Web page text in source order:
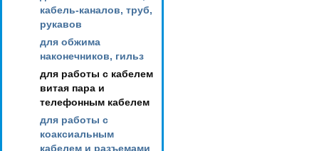
кабель-каналов, труб,
рукавов
для обжима
наконечников, гильз
для работы с кабелем
витая пара и
телефонным кабелем
для работы с
коаксиальным
кабелем и разъемами